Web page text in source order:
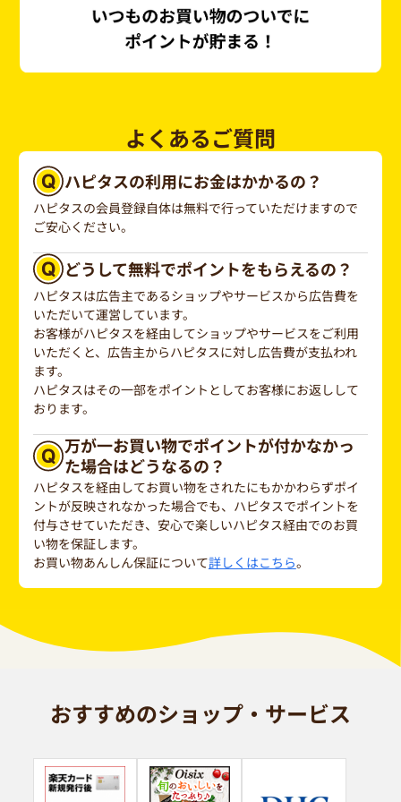
よくあるご質問
ハピタスの利用にお金はかかるの？
ハピタスの会員登録自体は無料で行っていただけますので
ご安心ください。
どうして無料でポイントをもらえるの？
ハピタスは広告主であるショップやサービスから広告費を
いただいて運営しています。
お客様がハピタスを経由してショップやサービスをご利用
いただくと、広告主からハピタスに対し広告費が支払われ
ます。
ハピタスはその一部をポイントとしてお客様にお返しして
おります。
万が一お買い物でポイントが付かなかっ
た場合はどうなるの？
ハピタスを経由してお買い物をされたにもかかわらずポイ
ントが反映されなかった場合でも、ハピタスでポイントを
付与させていただき、安心で楽しいハピタス経由でのお買
い物を保証します。
お買い物あんしん保証について詳しくはこちら。
おすすめのショップ・サービス